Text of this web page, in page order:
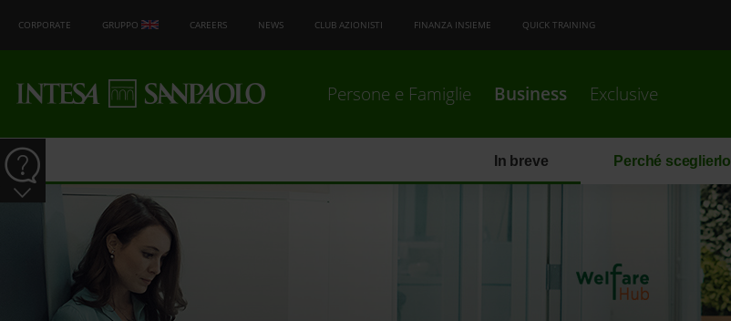
CORPORATE GRUPPO CAREERS NEWS CLUB AZIONISTI FINANZA INSIEME QUICK TRAINING
Persone e Famiglie Business Exclusive
In breve Perché sceglierlo